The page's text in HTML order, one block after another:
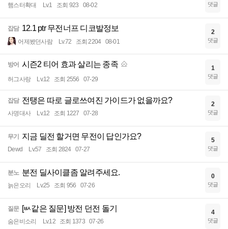
햄스터확대 Lv.1 조회 923 08-02 댓글
잡담 12.1 ptr 무전너프 디코발정보
어제봤던사람 Lv.72 조회 2204 08-01
2
댓글
방어 시즌2 티어 효과 살리는 종족
허그사랑 Lv.12 조회 2556 07-29
1
댓글
잡담 전탱은 따로 글로쓰여진 가이드가 없을까요?
사명대사 Lv.12 조회 1227 07-28
2
댓글
무기 지금 딜전 할거면 무전이 답인가요?
Dewd Lv.57 조회 2824 07-27
5
댓글
분노 분전 딜사이클좀 알려주세요.
늙은오리 Lv.25 조회 956 07-26
0
댓글
질문 [ㅄ같은 질문] 방전 던전 돌기
숨은비소리 Lv.12 조회 1373 07-26
4
댓글